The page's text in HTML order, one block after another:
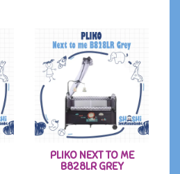
PLIKO NEXT TO ME
B828LR GREY